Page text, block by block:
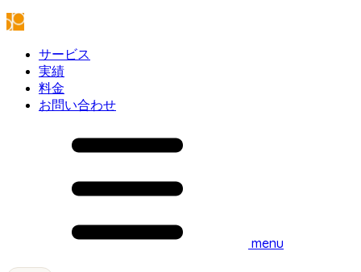
サービス
実績
料金
お問い合わせ
menu